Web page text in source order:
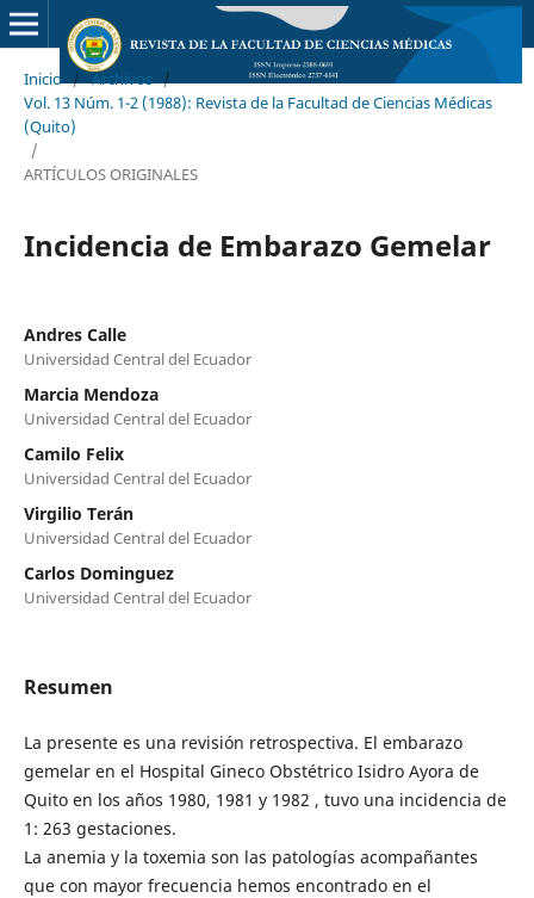
Inicio / Archivos /
Vol. 13 Núm. 1-2 (1988): Revista de la Facultad de Ciencias Médicas
(Quito)
/
ARTÍCULOS ORIGINALES
Incidencia de Embarazo Gemelar
Andres Calle
Universidad Central del Ecuador
Marcia Mendoza
Universidad Central del Ecuador
Camilo Felix
Universidad Central del Ecuador
Virgilio Terán
Universidad Central del Ecuador
Carlos Dominguez
Universidad Central del Ecuador
Resumen
La presente es una revisión retrospectiva. El embarazo
gemelar en el Hospital Gineco Obstétrico Isidro Ayora de
Quito en los años 1980, 1981 y 1982 , tuvo una incidencia de
1: 263 gestaciones.
La anemia y la toxemia son las patologías acompañantes
que con mayor frecuencia hemos encontrado en el